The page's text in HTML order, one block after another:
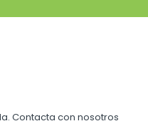
Contacta con nosotros